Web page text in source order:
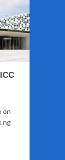
on
ng